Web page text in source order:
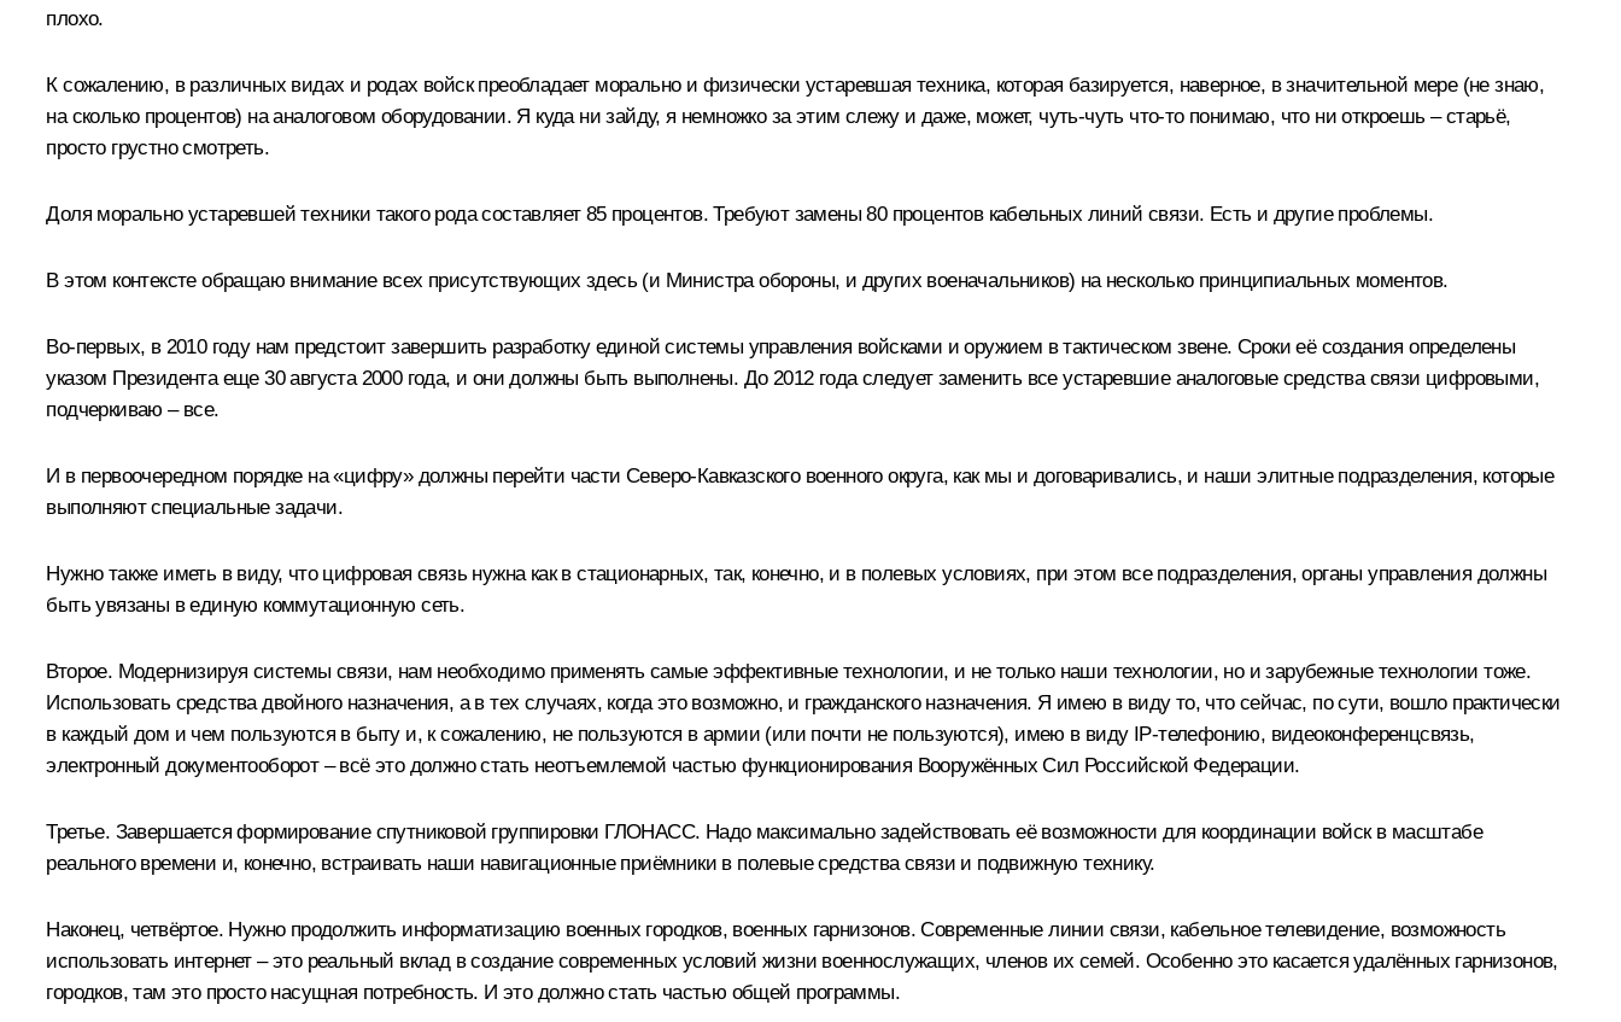
плохо.
К сожалению, в различных видах и родах войск преобладает морально и физически устаревшая техника, которая базируется, наверное, в значительной мере (не знаю,
на сколько процентов) на аналоговом оборудовании. Я куда ни зайду, я немножко за этим слежу и даже, может, чуть-чуть что‑то понимаю, что ни откроешь – старьё,
просто грустно смотреть.
Доля морально устаревшей техники такого рода составляет 85 процентов. Требуют замены 80 процентов кабельных линий связи. Есть и другие проблемы.
В этом контексте обращаю внимание всех присутствующих здесь (и Министра обороны, и других военачальников) на несколько принципиальных моментов.
Во‑первых, в 2010 году нам предстоит завершить разработку единой системы управления войсками и оружием в тактическом звене. Сроки её создания определены
указом Президента еще 30 августа 2000 года, и они должны быть выполнены. До 2012 года следует заменить все устаревшие аналоговые средства связи цифровыми,
подчеркиваю – все.
И в первоочередном порядке на «цифру» должны перейти части Северо-Кавказского военного округа, как мы и договаривались, и наши элитные подразделения, которые
выполняют специальные задачи.
Нужно также иметь в виду, что цифровая связь нужна как в стационарных, так, конечно, и в полевых условиях, при этом все подразделения, органы управления должны
быть увязаны в единую коммутационную сеть.
Второе. Модернизируя системы связи, нам необходимо применять самые эффективные технологии, и не только наши технологии, но и зарубежные технологии тоже.
Использовать средства двойного назначения, а в тех случаях, когда это возможно, и гражданского назначения. Я имею в виду то, что сейчас, по сути, вошло практически
в каждый дом и чем пользуются в быту и, к сожалению, не пользуются в армии (или почти не пользуются), имею в виду IP-телефонию, видеоконференцсвязь,
электронный документооборот – всё это должно стать неотъемлемой частью функционирования Вооружённых Сил Российской Федерации.
Третье. Завершается формирование спутниковой группировки ГЛОНАСС. Надо максимально задействовать её возможности для координации войск в масштабе
реального времени и, конечно, встраивать наши навигационные приёмники в полевые средства связи и подвижную технику.
Наконец, четвёртое. Нужно продолжить информатизацию военных городков, военных гарнизонов. Современные линии связи, кабельное телевидение, возможность
использовать интернет – это реальный вклад в создание современных условий жизни военнослужащих, членов их семей. Особенно это касается удалённых гарнизонов,
городков, там это просто насущная потребность. И это должно стать частью общей программы.